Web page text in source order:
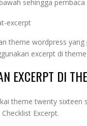
sehingga
theme wordpress
excerpt di
EXCERPT DI
theme twenty
Excerpt.